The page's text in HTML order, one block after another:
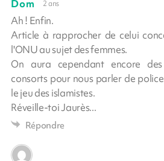
Dom 2 ans
Ah ! Enfin.
Article à rapprocher de celui
l'ONU au sujet des femmes.
On aura cependant encore
consorts pour nous parler de
le jeu des islamistes.
Réveille-toi Jaurès...
Répondre